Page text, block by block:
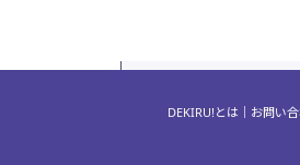
DEKIRU!とは お問い